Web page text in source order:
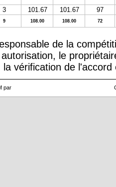
3 101.67 101.67 97
9 108.00 108.00 72
de la
le
la vérification de
par